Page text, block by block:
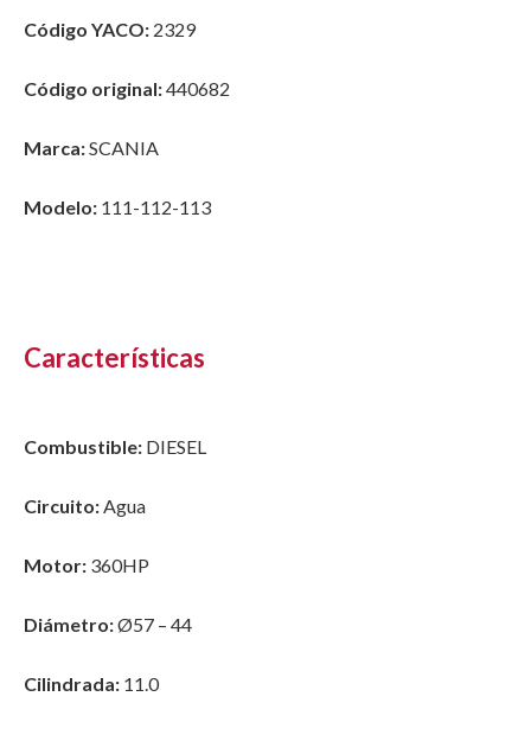
Código YACO: 2329
Código original:440682
Marca:SCANIA
Modelo: 111-112-113
Características
Combustible: DIESEL
Circuito:Agua
Motor: 360HP
Diámetro:Ø57 – 44
Cilindrada: 11.0